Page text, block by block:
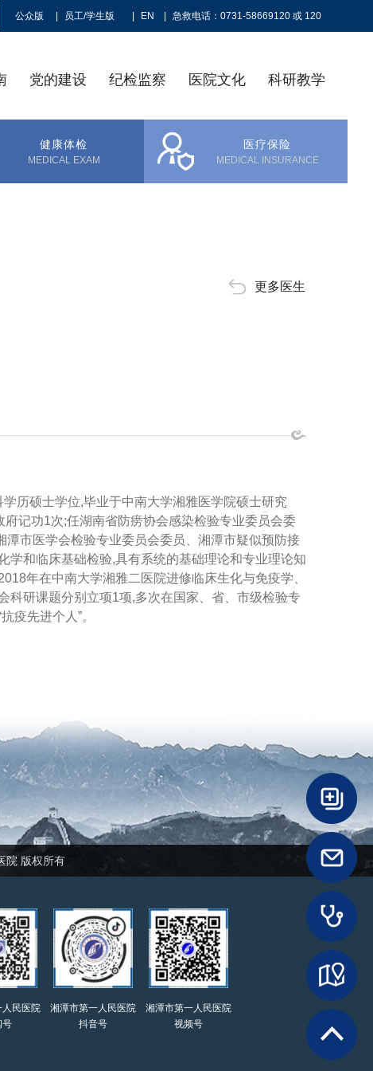
公众版 员工/学生版 EN 急救电话：0731-58669120 或 120
党的建设 纪检监察 医院文化 科研教学
健康体检
MEDICAL EXAM
医疗保险
MEDICAL INSURANCE
更多医生
历硕士学位,毕业于中南大学湘雅医学院硕士研究
记功1次;任湖南省防痨协会感染检验专业委员会委
市医学会检验专业委员会委员、湘潭市疑似预防接
学和临床基础检验,具有系统的基础理论和专业理论知
年在中南大学湘雅二医院进修临床生化与免疫学、
科研课题分别立项1项,多次在国家、省、市级检验专
疫先进个人”。
院 版权所有
人民医院
号
湘潭市第一人民医院
抖音号
湘潭市第一人民医院
视频号